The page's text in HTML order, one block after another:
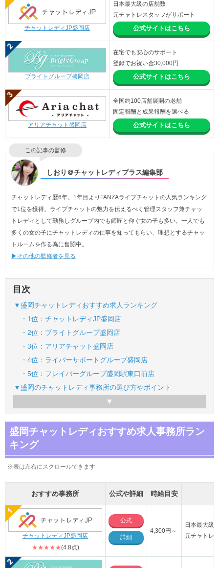
チャットレディJP盛岡店
日本最大級の店舗数
元チャトレスタッフがサポート
公式サイトはこちら
ブライトグループ盛岡店
在宅でも安心のサポート
登録でお祝い金30,000円
公式サイトはこちら
アリアチャット盛岡店
全国約100店舗展開の老舗
固定報酬と成果報酬を選べる
公式サイトはこちら
この記事の監修
しおり＠チャットレディプラス編集部
チャットレディ歴6年。1年目よりFANZAライブチャットの人気ランキング
で1位を獲得。ライブチャットの魅力を伝えるべく管理スタッフ兼チャッ
トレディとして勤務しグループ内でも師匠と仰ぐ女の子も多い。一人でも
多くの女の子にチャットレディの仕事を知ってもらい、理想とするチャッ
トルームを作る為に奮闘中。
▶その他の監修者を見る
目次
▼盛岡チャットレディおすすめ求人ランキング
・1位：チャットレディJP盛岡店
・2位：ブライトグループ盛岡店
・3位：アリアチャット盛岡店
・4位：ライバーサポートグループ盛岡店
・5位：フレイバーグループ盛岡駅東口前店
▼盛岡のチャットレディ事務所の選び方やポイント
盛岡チャットレディおすすめ求人事務所ラン
キング
※表は左右にスクロールできます
おすすめ事務所 公式や詳細 時給目安
チャットレディJP盛岡店
★★★★★(4.8点)
公式
詳細
4,300円～
日本最大級
元チャトレ